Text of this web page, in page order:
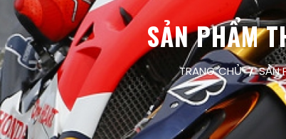
SẢN PHẨM
TRANG CHỦ SẢN